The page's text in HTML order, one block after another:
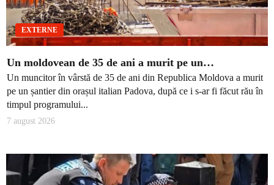
EXTERNE
Un moldovean de 35 de ani a murit pe un…
Un muncitor în vârstă de 35 de ani din Republica Moldova a murit
pe un șantier din orașul italian Padova, după ce i s-ar fi făcut rău în
timpul programului...
7 august 2026